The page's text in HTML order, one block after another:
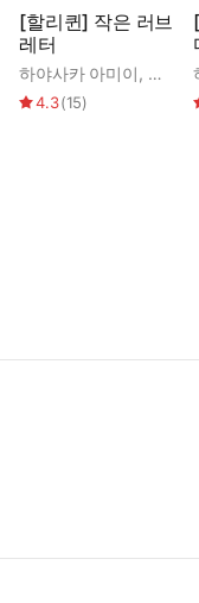
트 휴이트
[할리퀸] 작은 러브
레터
하야사카 아미이, 레베
4.3(15)